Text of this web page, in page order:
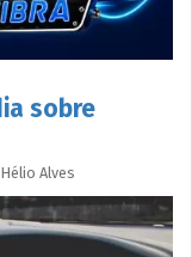
sobre
Hélio Alves